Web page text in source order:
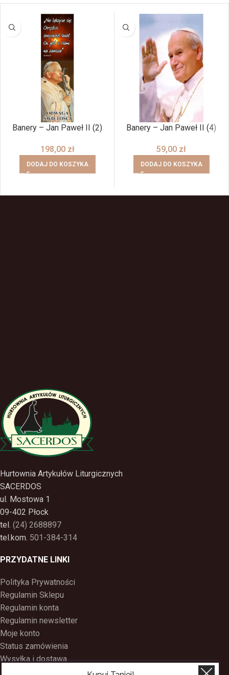
Banery – Jan Paweł II (2)
198,00 zł
DODAJ DO KOSZYKA
Banery – Jan Paweł II (4)
59,00 zł
DODAJ DO KOSZYKA
Hurtownia Artykułów Liturgicznych
SACERDOS
ul. Mostowa 1
09-402 Płock
tel. (24) 2688897
tel.kom. 501-384-314
PRZYDATNE LINKI
Polityka Prywatności
Regulamin Sklepu
Regulamin konta
Regulamin newsletter
Moje konto
Status zamówienia
Wysyłka i dostawa